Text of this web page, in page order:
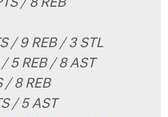
/ 8 REB
/ 9 REB / 3 STL
5 REB / 8 AST
/ 8 REB
/ 5 AST